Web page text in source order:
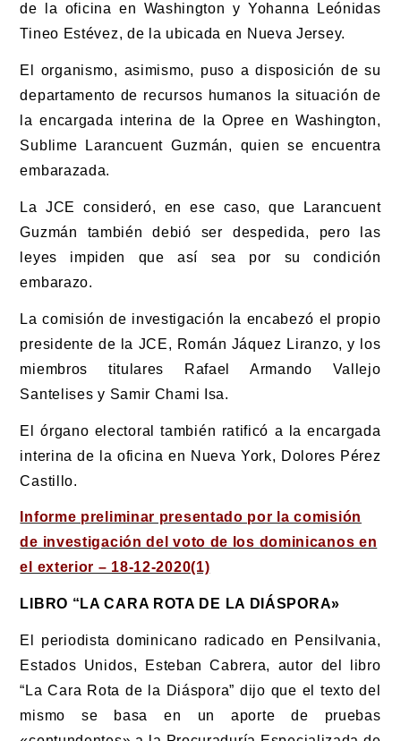
de la oficina en Washington y Yohanna Leónidas
Tineo Estévez, de la ubicada en Nueva Jersey.
El organismo, asimismo, puso a disposición de su
departamento de recursos humanos la situación de
la encargada interina de la Opree en Washington,
Sublime Larancuent Guzmán, quien se encuentra
embarazada.
La JCE consideró, en ese caso, que Larancuent
Guzmán también debió ser despedida, pero las
leyes impiden que así sea por su condición
embarazo.
La comisión de investigación la encabezó el propio
presidente de la JCE, Román Jáquez Liranzo, y los
miembros titulares Rafael Armando Vallejo
Santelises y Samir Chami Isa.
El órgano electoral también ratificó a la encargada
interina de la oficina en Nueva York, Dolores Pérez
Castillo.
Informe preliminar presentado por la comisión
de investigación del voto de los dominicanos en
el exterior – 18-12-2020(1)
LIBRO “LA CARA ROTA DE LA DIÁSPORA»
El periodista dominicano radicado en Pensilvania,
Estados Unidos, Esteban Cabrera, autor del libro
“La Cara Rota de la Diáspora” dijo que el texto del
mismo se basa en un aporte de pruebas